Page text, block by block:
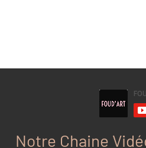
Notre Chaine